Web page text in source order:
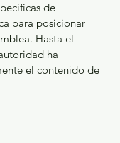
de
para posicionar
Hasta el
ha
el contenido de